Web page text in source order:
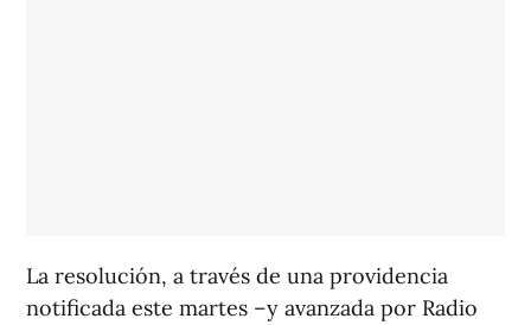
La resolución, a través de una providencia
notificada este martes –y avanzada por Radio